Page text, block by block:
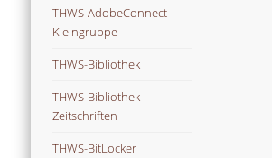
THWS-AdobeConnect
Kleingruppe
THWS-Bibliothek
THWS-Bibliothek
Zeitschriften
THWS-BitLocker